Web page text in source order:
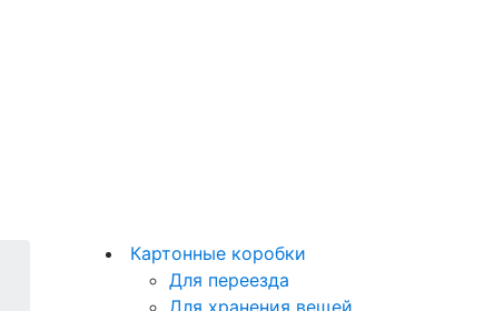
Картонные коробки
Для переезда